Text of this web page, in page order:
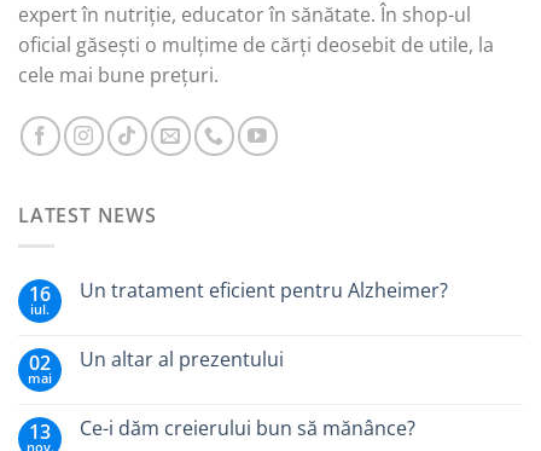
expert în nutriție, educator în sănătate. În shop-ul
oficial găsești o mulțime de cărți deosebit de utile, la
cele mai bune prețuri.
LATEST NEWS
16
iul.
Un tratament eficient pentru Alzheimer?
02
mai
Un altar al prezentului
13
nov.
Ce-i dăm creierului bun să mănânce?